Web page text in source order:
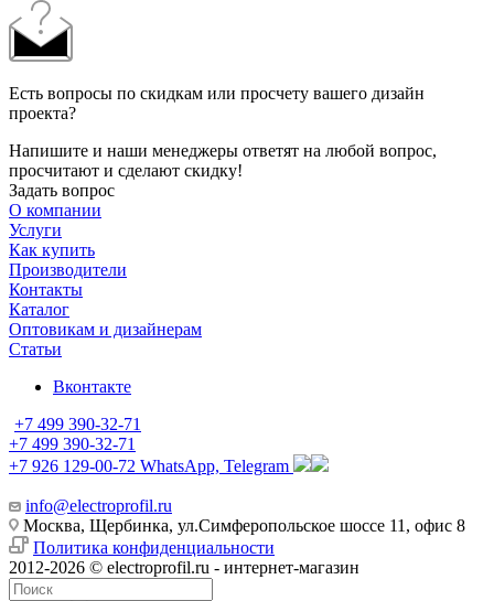
Есть вопросы по скидкам или просчету вашего дизайн
проекта?
Напишите и наши менеджеры ответят на любой вопрос,
просчитают и сделают скидку!
Задать вопрос
О компании
Услуги
Как купить
Производители
Контакты
Каталог
Оптовикам и дизайнерам
Статьи
Вконтакте
+7 499 390-32-71
+7 499 390-32-71
+7 926 129-00-72 WhatsApp, Telegram
info@electroprofil.ru
Москва, Щербинка, ул.Симферопольское шоссе 11, офис 8
Политика конфиденциальности
2012-2026 © electroprofil.ru - интернет-магазин